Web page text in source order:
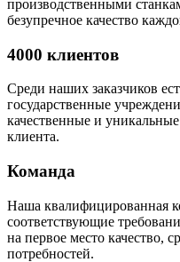
производственными
безупречное качество
4000 клиентов
Среди наших заказчиков
государственные
качественные и
клиента.
Команда
Наша квалифицированная
соответствующие
на первое место качество,
потребностей.